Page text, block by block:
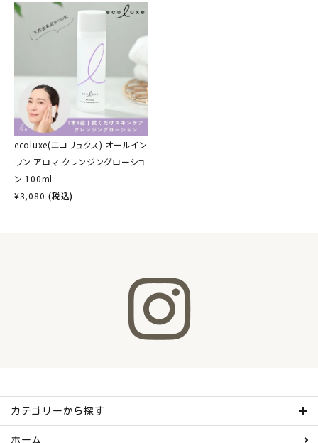
ecoluxe(エコリュクス) オールイン
ワン アロマ クレンジングローショ
ン 100ml
¥3,080 (税込)
カテゴリーから探す
ホーム